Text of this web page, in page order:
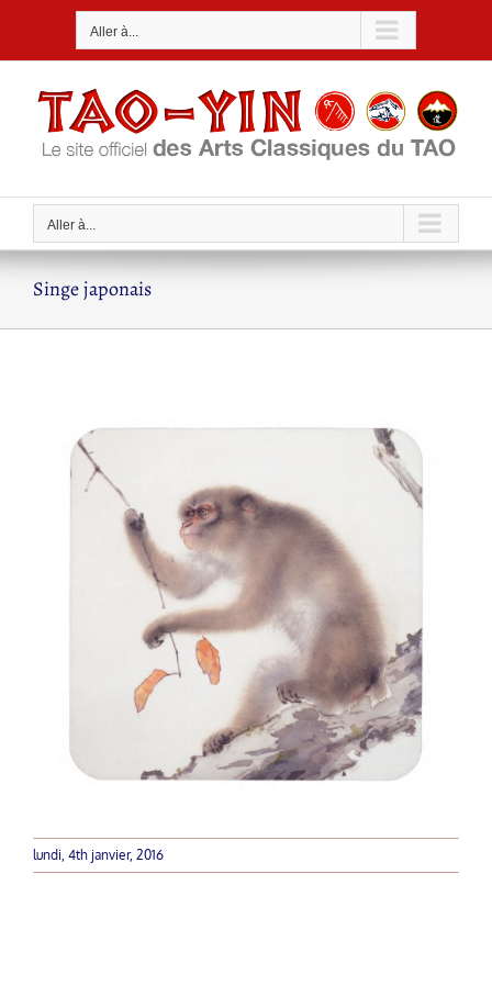
Aller à...
Aller à...
Singe japonais
lundi, 4th janvier, 2016